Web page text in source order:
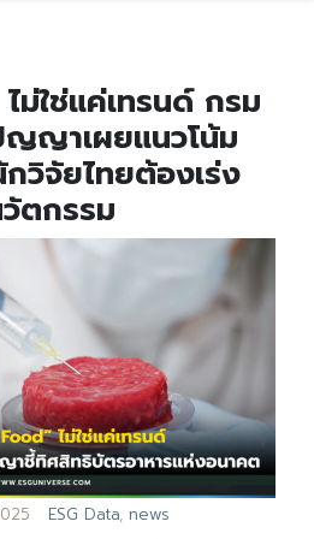
ม่ใช่แค่เทรนด์ กรม
ญาเผยแนวโน้ม
วิจัยไทยต้องเร่ง
ตกรรม
ESG Data, news